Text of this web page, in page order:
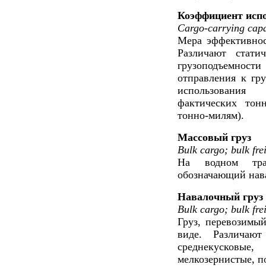
Коэффициент
Cargo-carrying
Мера
Различают
отправления к
фактических
тонно-милям).
Массовый груз
Bulk cargo; bulk
На водном
обозначающий
Навалочный груз
Bulk cargo; bulk
Груз,
виде.
мелкозернистые,